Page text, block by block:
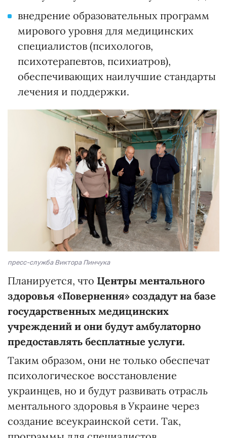
внедрение образовательных программ
мирового уровня для медицинских
специалистов (психологов,
психотерапевтов, психиатров),
обеспечивающих наилучшие стандарты
лечения и поддержки.
пресс-служба Виктора Пинчука
Планируется, что Центры ментального
здоровья «Повернення» создадут на базе
государственных медицинских
учреждений и они будут амбулаторно
предоставлять бесплатные услуги.
Таким образом, они не только обеспечат
психологическое восстановление
украинцев, но и будут развивать отрасль
ментального здоровья в Украине через
создание всеукраинской сети. Так,